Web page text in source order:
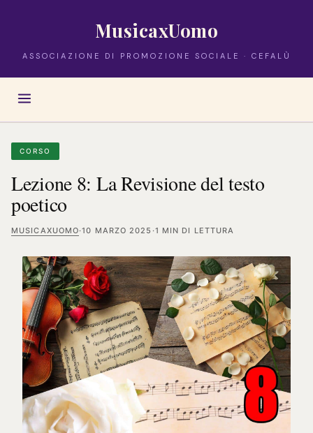
MusicaxUomo
ASSOCIAZIONE DI PROMOZIONE SOCIALE · CEFALÙ
CORSO
Lezione 8: La Revisione del testo
poetico
MUSICAXUOMO·10 MARZO 2025 ·1 MIN DI LETTURA